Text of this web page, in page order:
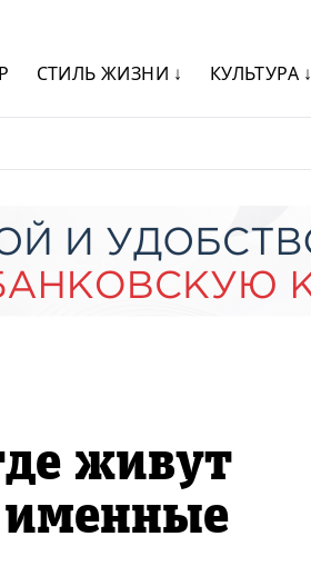
СТИЛЬ ЖИЗНИ ↓ КУЛЬТУРА ↓
живут
именные